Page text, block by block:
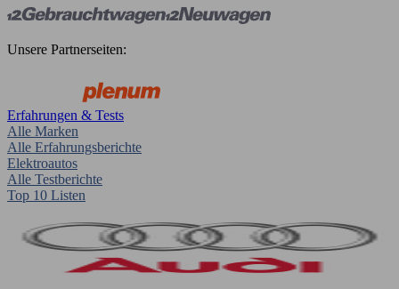
Unsere Partnerseiten:
Erfahrungen & Tests
Alle Marken
Alle Erfahrungsberichte
Elektroautos
Alle Testberichte
Top 10 Listen